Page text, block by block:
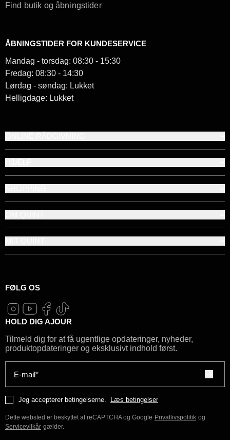
Find butik og åbningstider
ÅBNINGSTIDER FOR KUNDESERVICE
Mandag - torsdag: 08:30 - 15:30
Fredag: 08:30 - 14:30
Lørdag - søndag: Lukket
Helligdage: Lukket
FØLG OS
HOLD DIG AJOUR
Tilmeld dig for at få ugentlige opdateringer, nyheder,
produktopdateringer og eksklusivt indhold først.
E-mail*
Jeg accepterer betingelserne. Læs betingelser
Dette websted er beskyttet af reCAPTCHA og Google Privatlivspolitik og
Servicevilkår gælder.